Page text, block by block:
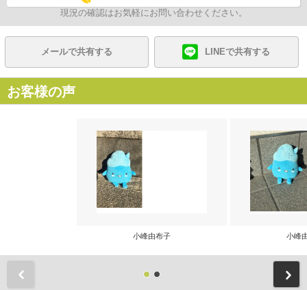
現況の確認はお気軽にお問い合わせください。
メールで共有する LINEで共有する
お客様の声
小峰由布子 小峰